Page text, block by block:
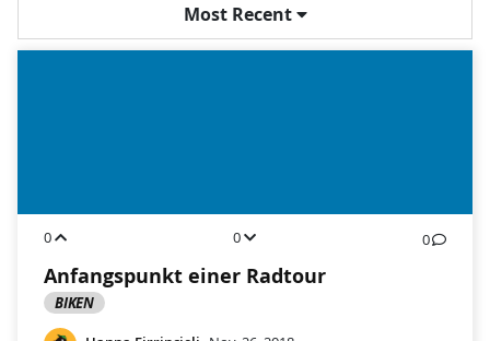
Most Recent
0 0 0
Anfangspunkt einer Radtour
BIKEN